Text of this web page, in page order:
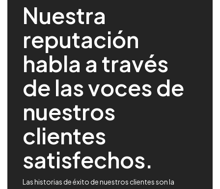
Nuestra
reputación
habla a través
de las voces de
nuestros
clientes
satisfechos.
Las historias de éxito de nuestros clientes son la